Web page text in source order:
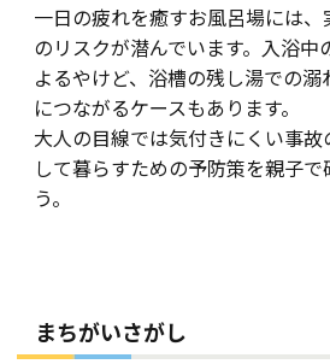
一日の疲れを癒すお風呂場には
のリスクが潜んでいます。入浴中
よるやけど、浴槽の残し湯での
につながるケースもあります。
大人の目線では気付きにくい事
して暮らすための予防策を親子
う。
まちがいさがし